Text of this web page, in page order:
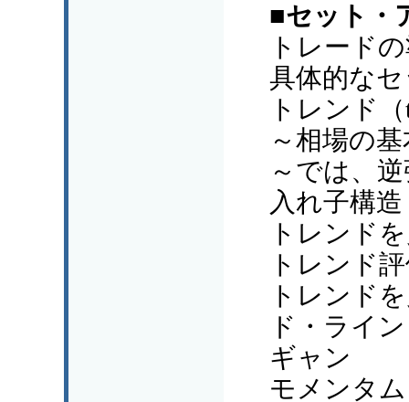
■セット・
トレード
具体的な
トレンド
～相場の
～では、
入れ子構造
トレンド
トレンド
トレンド
ド・ライ
ギャン
モメンタ